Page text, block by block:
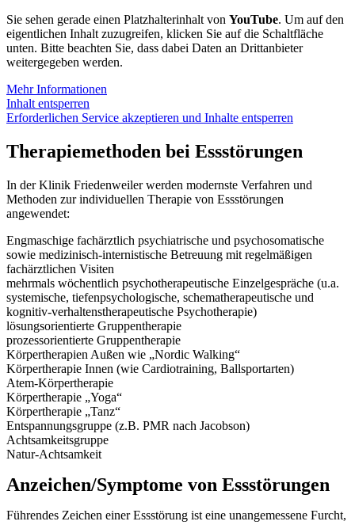
Sie sehen gerade einen Platzhalterinhalt von YouTube. Um auf den
eigentlichen Inhalt zuzugreifen, klicken Sie auf die Schaltfläche
unten. Bitte beachten Sie, dass dabei Daten an Drittanbieter
weitergegeben werden.
Mehr Informationen
Inhalt entsperren
Erforderlichen Service akzeptieren und Inhalte entsperren
Therapiemethoden bei Essstörungen
In der Klinik Friedenweiler werden modernste Verfahren und
Methoden zur individuellen Therapie von Essstörungen
angewendet:
Engmaschige fachärztlich psychiatrische und psychosomatische
sowie medizinisch-internistische Betreuung mit regelmäßigen
fachärztlichen Visiten
mehrmals wöchentlich psychotherapeutische Einzelgespräche (u.a.
systemische, tiefenpsychologische, schematherapeutische und
kognitiv-verhaltenstherapeutische Psychotherapie)
lösungsorientierte Gruppentherapie
prozessorientierte Gruppentherapie
Körpertherapien Außen wie „Nordic Walking“
Körpertherapie Innen (wie Cardiotraining, Ballsportarten)
Atem-Körpertherapie
Körpertherapie „Yoga“
Körpertherapie „Tanz“
Entspannungsgruppe (z.B. PMR nach Jacobson)
Achtsamkeitsgruppe
Natur-Achtsamkeit
Anzeichen/Symptome von Essstörungen
Führendes Zeichen einer Essstörung ist eine unangemessene Furcht,